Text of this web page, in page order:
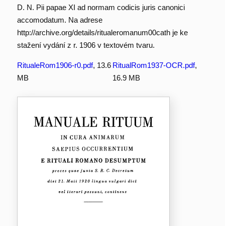
D. N. Pii papae XI ad normam codicis juris canonici
accomodatum. Na adrese
http://archive.org/details/ritualeromanum00cath je ke
stažení vydání z r. 1906 v textovém tvaru.
RitualeRom1906-r0.pdf, 13.6
MB
RitualRom1937-OCR.pdf,
16.9 MB